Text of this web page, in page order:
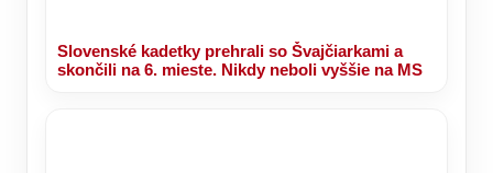
Slovenské kadetky prehrali so Švajčiarkami a
skončili na 6. mieste. Nikdy neboli vyššie na MS